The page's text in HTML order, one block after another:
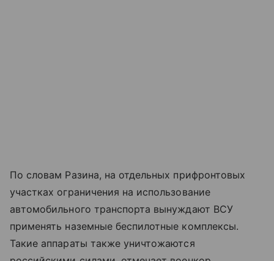
По словам Разина, на отдельных прифронтовых
участках ограничения на использование
автомобильного транспорта вынуждают ВСУ
применять наземные беспилотные комплексы.
Такие аппараты также уничтожаются